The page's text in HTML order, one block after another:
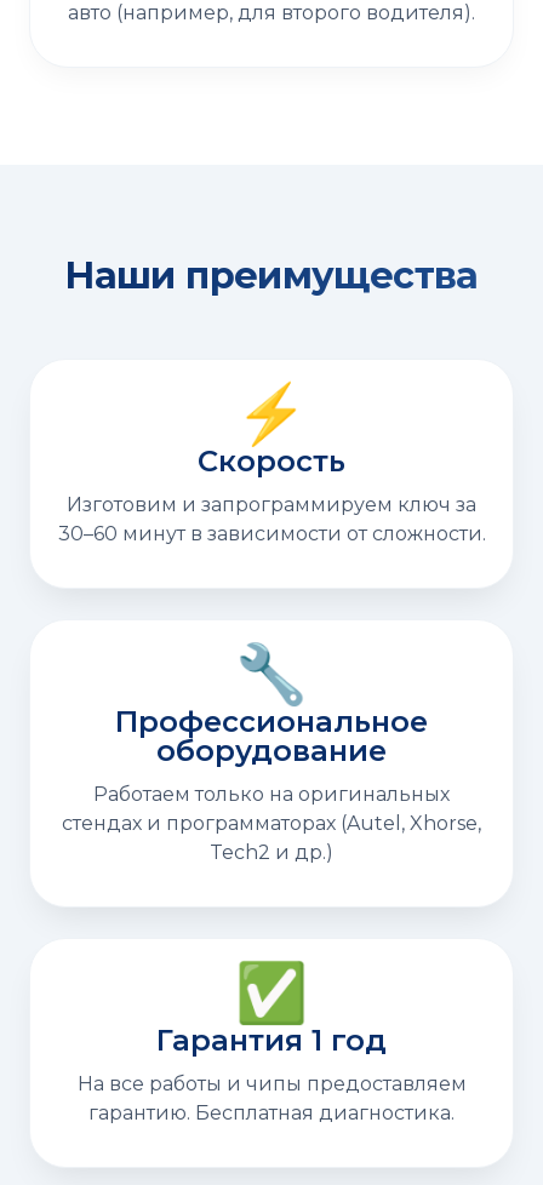
авто (например, для второго водителя).
Наши преимущества
⚡
Скорость
Изготовим и запрограммируем ключ за
30–60 минут в зависимости от сложности.
🔧
Профессиональное
оборудование
Работаем только на оригинальных
стендах и программаторах (Autel, Xhorse,
Tech2 и др.)
✅
Гарантия 1 год
На все работы и чипы предоставляем
гарантию. Бесплатная диагностика.